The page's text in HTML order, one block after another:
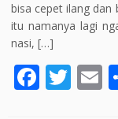
bisa cepet ilang dan
itu namanya lagi
nasi, […]
F T E